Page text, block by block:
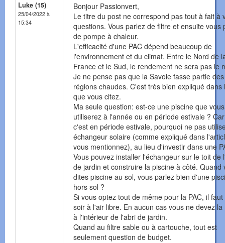
Luke (15)
25/04/2022 à
15:34
Bonjour Passionvert,
Le titre du post ne correspond pas tout à fait à
questions. Vous parlez de filtre et ensuite vous
de pompe à chaleur.
L'efficacité d'une PAC dépend beaucoup de
l'environnement et du climat. Entre le Nord de
France et le Sud, le rendement ne sera pas le
Je ne pense pas que la Savoie fasse partie des
régions chaudes. C'est très bien expliqué dans
que vous citez.
Ma seule question: est-ce une piscine que vous
utiliserez à l'année ou en période estivale ?
c'est en période estivale, pourquoi ne pas
échangeur solaire (comme expliqué dans
vous mentionnez), au lieu d'investir dans une
Vous pouvez installer l'échangeur sur le toit de
de jardin et construire la piscine à côté. Quand
dites piscine au sol, vous parlez bien d'une
hors sol ?
Si vous optez tout de même pour la PAC, il
soir à l'air libre. En aucun cas vous ne devez la
à l'intérieur de l'abri de jardin.
Quand au filtre sable ou à cartouche, tout est
seulement question de budget.